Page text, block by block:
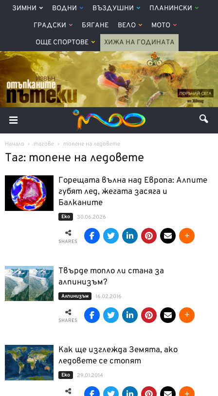
ЗИМНИ ВОДНИ ВЪЗДУШНИ ПЛАНИНСКИ
ГРАДСКИ БЯГАНЕ ВЕЛО МОТО
ОЩЕ СПОРТОВЕ ХИЖА НА ГОДИНАТА
Начало тагове топене на ледовете
Таг: топене на ледовете
Горещата вълна над Европа: Алпите
губят лед, жегата засяга и
Балканите
Еко 30.06.2026
SHARES
Твърде топло ли стана за
алпинизъм?
Алпинизъм 16.02.2016
SHARES
Как ще изглежда Земята, ако
ледовете се стопят
Еко 29.01.2014